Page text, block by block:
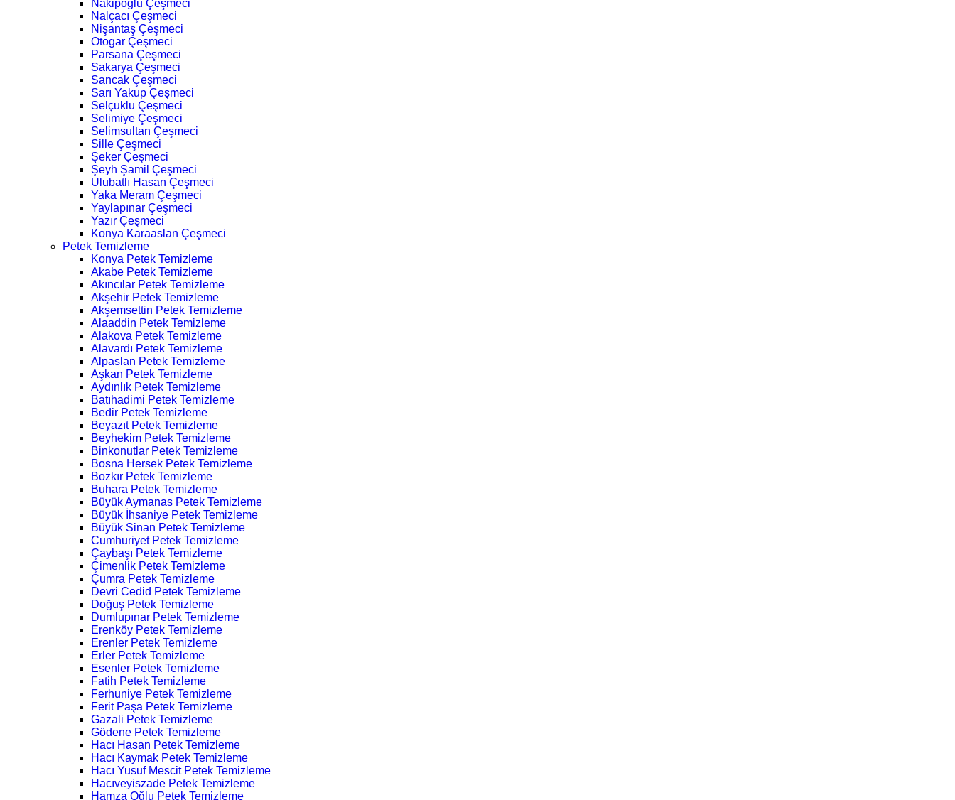
Nakipoğlu Çeşmeci
Nalçacı Çeşmeci
Nişantaş Çeşmeci
Otogar Çeşmeci
Parsana Çeşmeci
Sakarya Çeşmeci
Sancak Çeşmeci
Sarı Yakup Çeşmeci
Selçuklu Çeşmeci
Selimiye Çeşmeci
Selimsultan Çeşmeci
Sille Çeşmeci
Şeker Çeşmeci
Şeyh Şamil Çeşmeci
Ulubatlı Hasan Çeşmeci
Yaka Meram Çeşmeci
Yaylapınar Çeşmeci
Yazır Çeşmeci
Konya Karaaslan Çeşmeci
Petek Temizleme
Konya Petek Temizleme
Akabe Petek Temizleme
Akıncılar Petek Temizleme
Akşehir Petek Temizleme
Akşemsettin Petek Temizleme
Alaaddin Petek Temizleme
Alakova Petek Temizleme
Alavardı Petek Temizleme
Alpaslan Petek Temizleme
Aşkan Petek Temizleme
Aydınlık Petek Temizleme
Batıhadimi Petek Temizleme
Bedir Petek Temizleme
Beyazıt Petek Temizleme
Beyhekim Petek Temizleme
Binkonutlar Petek Temizleme
Bosna Hersek Petek Temizleme
Bozkır Petek Temizleme
Buhara Petek Temizleme
Büyük Aymanas Petek Temizleme
Büyük İhsaniye Petek Temizleme
Büyük Sinan Petek Temizleme
Cumhuriyet Petek Temizleme
Çaybaşı Petek Temizleme
Çimenlik Petek Temizleme
Çumra Petek Temizleme
Devri Cedid Petek Temizleme
Doğuş Petek Temizleme
Dumlupınar Petek Temizleme
Erenköy Petek Temizleme
Erenler Petek Temizleme
Erler Petek Temizleme
Esenler Petek Temizleme
Fatih Petek Temizleme
Ferhuniye Petek Temizleme
Ferit Paşa Petek Temizleme
Gazali Petek Temizleme
Gödene Petek Temizleme
Hacı Hasan Petek Temizleme
Hacı Kaymak Petek Temizleme
Hacı Yusuf Mescit Petek Temizleme
Hacıveyiszade Petek Temizleme
Hamza Oğlu Petek Temizleme